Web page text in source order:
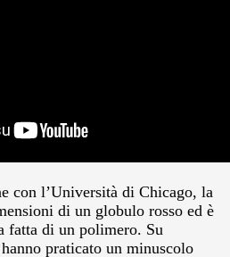
con l’Università di Chicago, la
di un globulo rosso ed è
fatta di un polimero. Su
praticato un minuscolo